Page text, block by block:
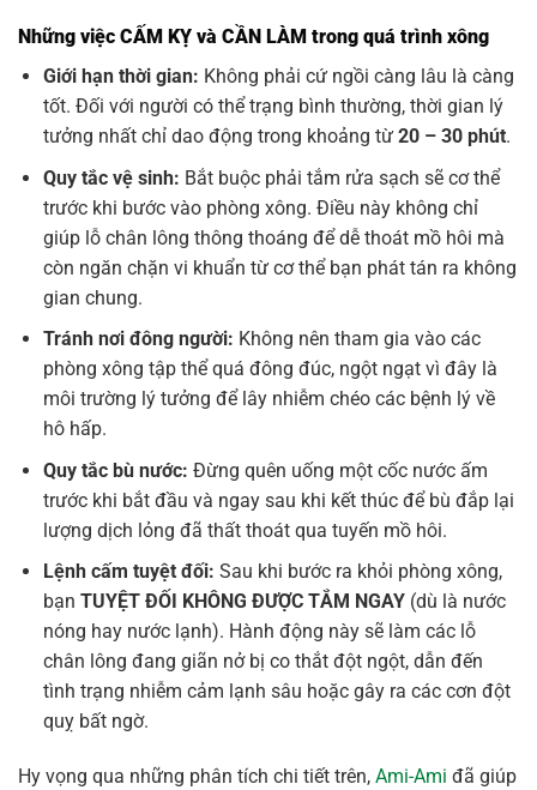
Những việc CẤM KỴ và CẦN LÀM trong quá trình xông
Giới hạn thời gian: Không phải cứ ngồi càng lâu là càng
tốt. Đối với người có thể trạng bình thường, thời gian lý
tưởng nhất chỉ dao động trong khoảng từ 20 – 30 phút.
Quy tắc vệ sinh: Bắt buộc phải tắm rửa sạch sẽ cơ thể
trước khi bước vào phòng xông. Điều này không chỉ
giúp lỗ chân lông thông thoáng để dễ thoát mồ hôi mà
còn ngăn chặn vi khuẩn từ cơ thể bạn phát tán ra không
gian chung.
Tránh nơi đông người: Không nên tham gia vào các
phòng xông tập thể quá đông đúc, ngột ngạt vì đây là
môi trường lý tưởng để lây nhiễm chéo các bệnh lý về
hô hấp.
Quy tắc bù nước: Đừng quên uống một cốc nước ấm
trước khi bắt đầu và ngay sau khi kết thúc để bù đắp lại
lượng dịch lỏng đã thất thoát qua tuyến mồ hôi.
Lệnh cấm tuyệt đối: Sau khi bước ra khỏi phòng xông,
bạn TUYỆT ĐỐI KHÔNG ĐƯỢC TẮM NGAY(dù là nước
nóng hay nước lạnh). Hành động này sẽ làm các lỗ
chân lông đang giãn nở bị co thắt đột ngột, dẫn đến
tình trạng nhiễm cảm lạnh sâu hoặc gây ra các cơn đột
quỵ bất ngờ.
Hy vọng qua những phân tích chi tiết trên, Ami-Ami đã giúp